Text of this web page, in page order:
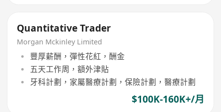
Quantitative Trader
Morgan Mckinley Limited
豐厚薪酬，彈性花紅，酬金
五天工作周，額外津貼
牙科計劃，家屬醫療計劃，保險計劃，醫療計劃
$100K-160K+/月